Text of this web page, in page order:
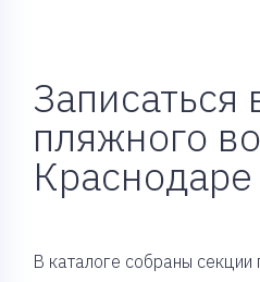
Записаться
пляжного
Краснодаре
В каталоге собраны